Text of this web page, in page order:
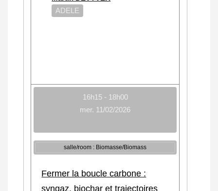
ADELE
16h15 - 18h00
mer. 11/02/2026
salle/room : Biomasse/Biomass
Fermer la boucle carbone :
syngaz, biochar et trajectoires